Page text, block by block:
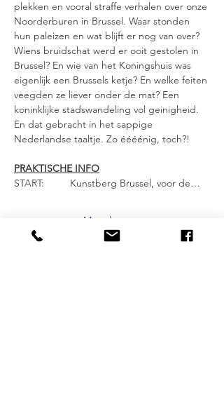
plekken en vooral straffe verhalen over onze
Noorderburen in Brussel. Waar stonden
hun paleizen en wat blijft er nog van over?
Wiens bruidschat werd er ooit gestolen in
Brussel? En wie van het Koningshuis was
eigenlijk een Brussels ketje? En welke feiten
veegden ze liever onder de mat? Een
koninklijke stadswandeling vol geinigheid.
En dat gebracht in het sappige
Nederlandse taaltje. Zo éééénig, toch?!
PRAKTISCHE INFO
START: 	Kunstberg Brussel, voor de…
Meer lezen >